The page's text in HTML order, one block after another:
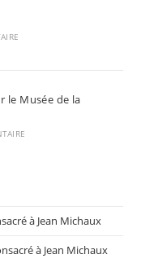
le Musée de la
à Jean Michaux
à Jean Michaux